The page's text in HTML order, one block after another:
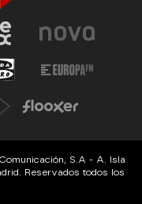
S.A - A. Isla
Reservados todos los